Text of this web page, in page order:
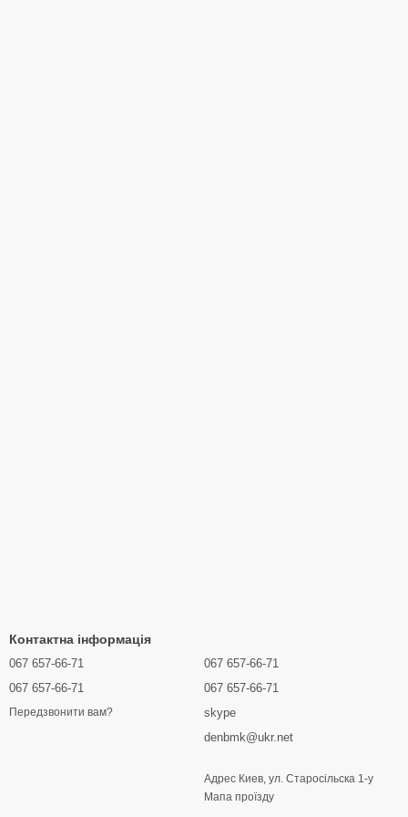
Контактна інформація
067 657-66-71
067 657-66-71
Передзвонити вам?
067 657-66-71
067 657-66-71
skype
denbmk@ukr.net
Адрес Киев, ул. Старосільска 1-у
Мапа проїзду